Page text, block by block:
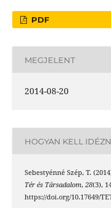
PDF
MEGJELENT
2014-08-20
HOGYAN KELL
Sebestyénné Szép, T.
Tér és Társadalom, 28(3),
https://doi.org/10.17649/